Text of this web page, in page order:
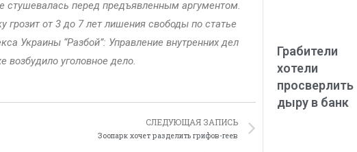
стушевалась перед предъявленным аргументом.
грозит от 3 до 7 лет лишения свободы по статье
Украины “Разбой”: Управление внутренних дел
возбудило уголовное дело.
СЛЕДУЮЩАЯ ЗАПИСЬ
Зоопарк хочет разделить грифов-геев
Грабители
хотели
просверлить
дыру в банк